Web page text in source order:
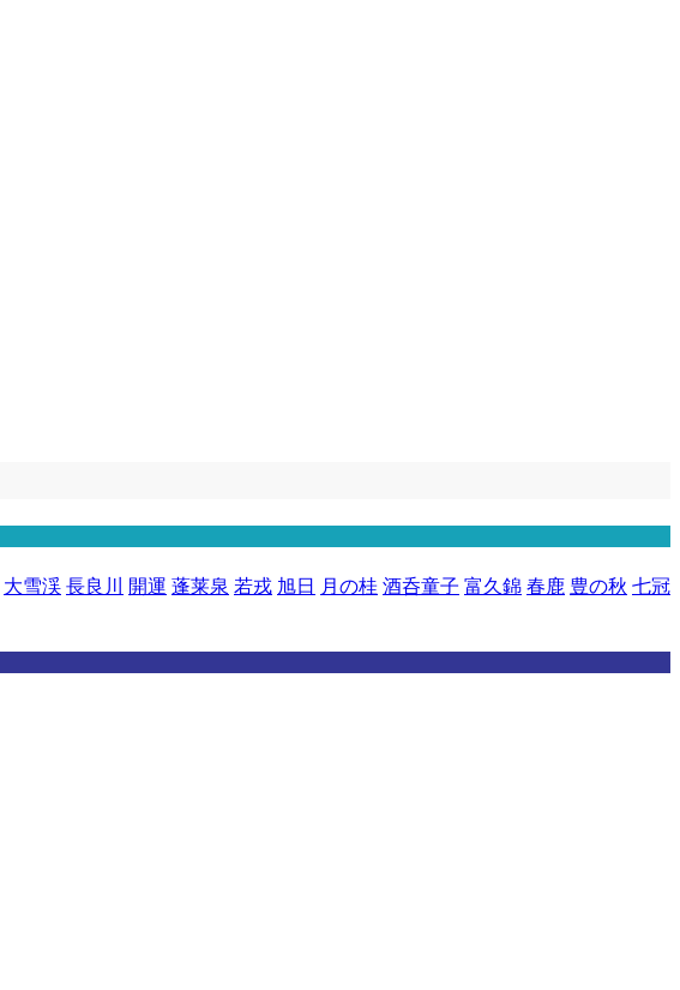
大雪渓 長良川 開運 蓬莱泉 若戎 旭日 月の桂 酒呑童子 富久錦 春鹿 豊の秋 七冠